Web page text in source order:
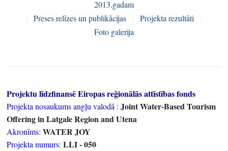
2013.gadam
Preses relīzes un publikācijas Projekta rezultāti
Foto galerija
Projektu līdzfinansē Eiropas reģionālās attīstības fonds
Projekta nosaukums angļu valodā :Joint Water-Based Tourism
Offering in Latgale Region and Utena
Akronīms:WATER JOY
Projekta numurs:LLI - 050